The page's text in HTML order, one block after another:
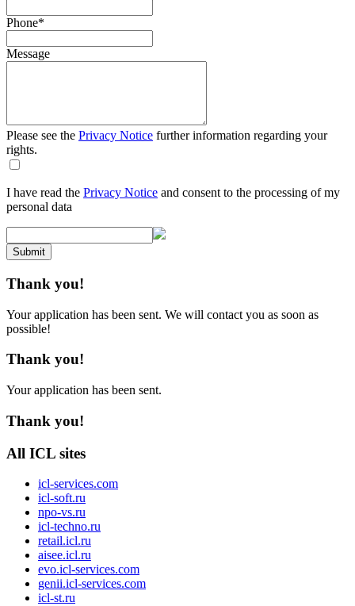
Phone*
Message
Please see the Privacy Notice further information regarding your
rights.
I have read the Privacy Notice and consent to the processing of my
personal data
Submit
Thank you!
Your application has been sent. We will contact you as soon as
possible!
Thank you!
Your application has been sent.
Thank you!
All ICL sites
icl-services.com
icl-soft.ru
npo-vs.ru
icl-techno.ru
retail.icl.ru
aisee.icl.ru
evo.icl-services.com
genii.icl-services.com
icl-st.ru